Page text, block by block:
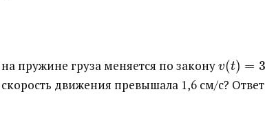
пружине груза меняется по закону v(t) = 3
движения превышала 1,6 см/с?